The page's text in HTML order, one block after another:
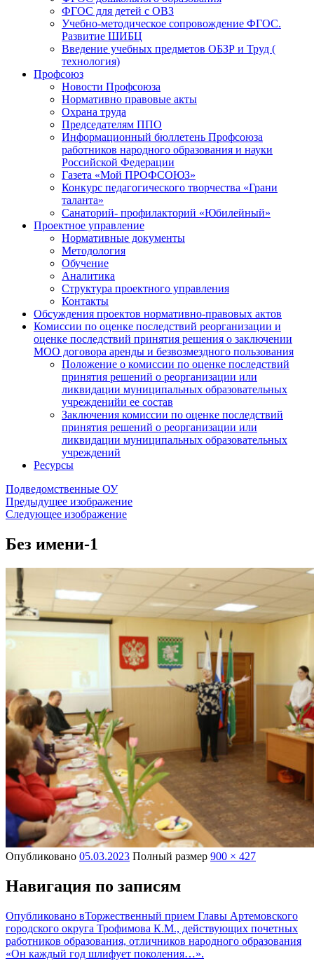
ФГОС для детей с ОВЗ
Учебно-методическое сопровождение ФГОС.
Развитие ШИБЦ
Введение учебных предметов ОБЗР и Труд (
технология)
Профсоюз
Новости Профсоюза
Нормативно правовые акты
Охрана труда
Председателям ППО
Информационный бюллетень Профсоюза
работников народного образования и науки
Российской Федерации
Газета «Мой ПРОФСОЮЗ»
Конкурс педагогического творчества «Грани
таланта»
Санаторий- профилакторий «Юбилейный»
Проектное управление
Нормативные документы
Методология
Обучение
Аналитика
Структура проектного управления
Контакты
Обсуждения проектов нормативно-правовых актов
Комиссии по оценке последствий реорганизации и
оценке последствий принятия решения о заключении
МОО договора аренды и безвозмездного пользования
Положение о комиссии по оценке последствий
принятия решений о реорганизации или
ликвидации муниципальных образовательных
учрежденийи ее состав
Заключения комиссии по оценке последствий
принятия решений о реорганизации или
ликвидации муниципальных образовательных
учреждений
Ресурсы
Подведомственные ОУ
Предыдущее изображение
Следующее изображение
Без имени-1
Опубликовано 05.03.2023 Полный размер 900 × 427
Навигация по записям
Опубликовано вТоржественный прием Главы Артемовского
городского округа Трофимова К.М., действующих почетных
работников образования, отличников народного образования
«Он каждый год шлифует поколения…».